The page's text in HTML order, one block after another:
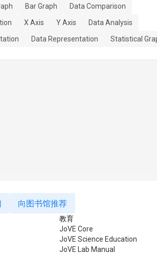
Bar Graph
Data Comparison
X Axis Y Axis
Data Analysis
Data Representation Statistical
向图书馆推荐
教育
JoVE Core
JoVE Science Education
JoVE Lab Manual